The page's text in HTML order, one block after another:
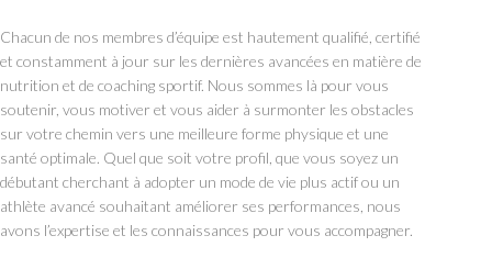
Chacun de nos membres d’équipe est hautement qualifié, certifié
et constamment à jour sur les dernières avancées en matière de
nutrition et de coaching sportif. Nous sommes là pour vous
soutenir, vous motiver et vous aider à surmonter les obstacles
sur votre chemin vers une meilleure forme physique et une
santé optimale. Quel que soit votre profil, que vous soyez un
débutant cherchant à adopter un mode de vie plus actif ou un
athlète avancé souhaitant améliorer ses performances, nous
avons l’expertise et les connaissances pour vous accompagner.